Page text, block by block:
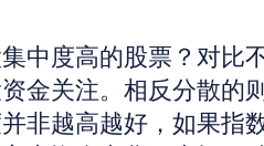
度高的股票？对比
金关注。相反分散的
非越高越好，如果指